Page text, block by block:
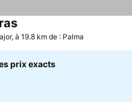
à 19.8 km de : Palma
prix exacts